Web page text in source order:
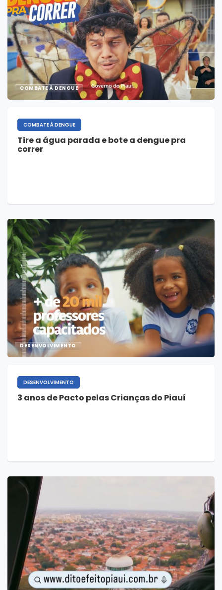
COMBATE À DENGUE
COMBATE À DENGUE
Tire a água parada e bote a dengue pra
correr
DESENVOLVIMENTO
DESENVOLVIMENTO
3 anos de Pacto pelas Crianças do Piauí